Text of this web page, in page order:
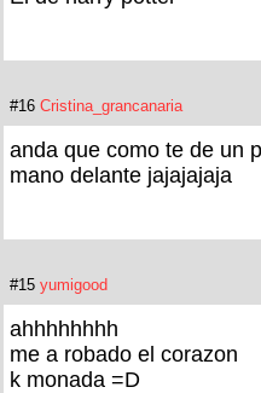
#16 Cristina_grancanaria
anda que como te de un
mano delante jajajajaja
#15 yumigood
ahhhhhhhh
me a robado el corazon
k monada =D